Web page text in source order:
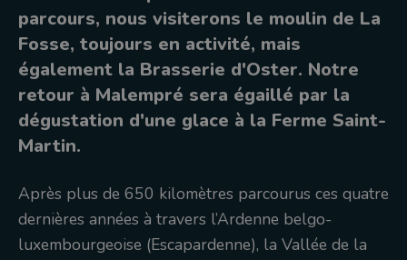
parcours, nous visiterons le moulin de La
Fosse, toujours en activité, mais
également la Brasserie d'Oster. Notre
retour à Malempré sera égaillé par la
dégustation d'une glace à la Ferme Saint-
Martin.
Après plus de 650 kilomètres parcourus ces quatre
dernières années à travers l’Ardenne belgo-
luxembourgeoise (Escapardenne), la Vallée de la